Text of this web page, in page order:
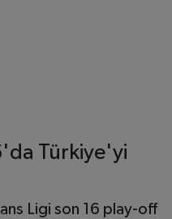
Türkiye'yi
Ligi son 16 play-off